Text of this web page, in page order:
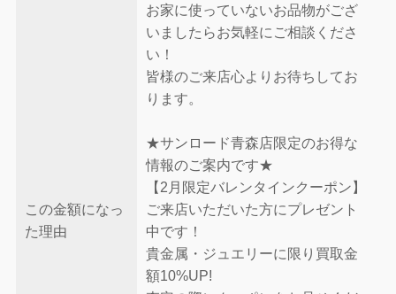
この金額になっ
た理由
お家に使っていないお品物がござ
いましたらお気軽にご相談くださ
い！
皆様のご来店心よりお待ちしてお
ります。
★サンロード青森店限定のお得な
情報のご案内です★
【2月限定バレンタインクーポン】
ご来店いただいた方にプレゼント
中です！
貴金属・ジュエリーに限り買取金
額10%UP!